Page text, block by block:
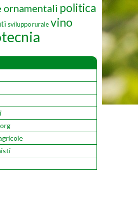
ornamentali politica
sviluppo rurale vino